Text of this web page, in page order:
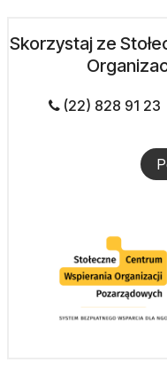
Skorzystaj ze
(22) 828 91 23